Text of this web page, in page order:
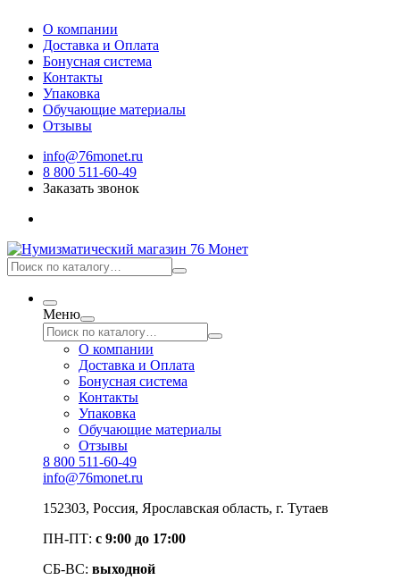
О компании
Доставка и Оплата
Бонусная система
Контакты
Упаковка
Обучающие материалы
Отзывы
info@76monet.ru
8 800 511-60-49
Заказать звонок
Меню
О компании
Доставка и Оплата
Бонусная система
Контакты
Упаковка
Обучающие материалы
Отзывы
8 800 511-60-49
info@76monet.ru
152303, Россия, Ярославская область, г. Тутаев
ПН-ПТ: с 9:00 до 17:00
СБ-ВС: выходной